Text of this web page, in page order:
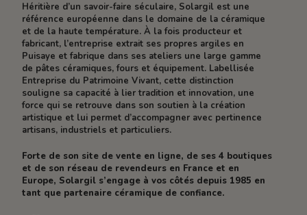
Héritière d’un savoir-faire séculaire, Solargil est une
référence européenne dans le domaine de la céramique
et de la haute température. À la fois producteur et
fabricant, l’entreprise extrait ses propres argiles en
Puisaye et fabrique dans ses ateliers une large gamme
de pâtes céramiques, fours et équipement. Labellisée
Entreprise du Patrimoine Vivant, cette distinction
souligne sa capacité à lier tradition et innovation, une
force qui se retrouve dans son soutien à la création
artistique et lui permet d’accompagner avec pertinence
artisans, industriels et particuliers.
Forte de son site de vente en ligne, de ses 4 boutiques
et de son réseau de revendeurs en France et en
Europe, Solargil s’engage à vos côtés depuis 1985 en
tant que partenaire céramique de confiance.